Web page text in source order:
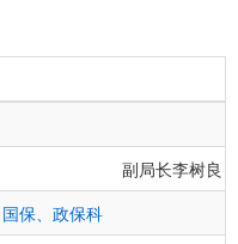
副局长李树良
国保、政保科